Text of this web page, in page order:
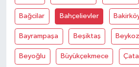
Bağcilar Bahçelievler
Bayrampaşa Beşiktaş Beykoz
Beyoğlu Büyükçekmece